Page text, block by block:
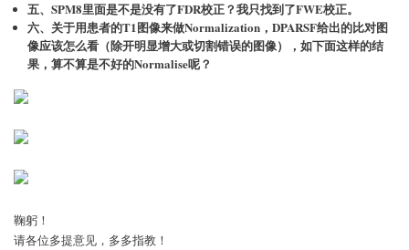
五、SPM8里面是不是没有了FDR校正？我只找到了FWE校正。
六、关于用患者的T1图像来做Normalization，DPARSF给出的比对图
像应该怎么看（除开明显增大或切割错误的图像），如下面这样的结
果，算不算是不好的Normalise呢？
鞠躬！
请各位多提意见，多多指教！